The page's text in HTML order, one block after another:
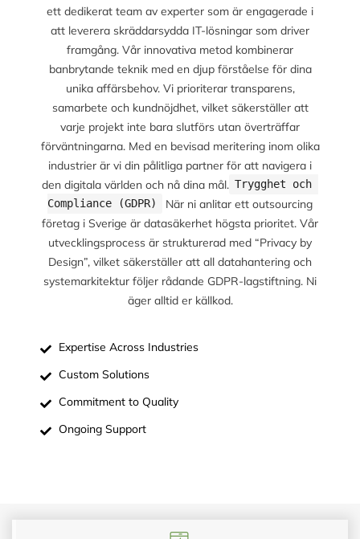
ett dedikerat team av experter som är engagerade i
att leverera skräddarsydda IT-lösningar som driver
framgång. Vår innovativa metod kombinerar
banbrytande teknik med en djup förståelse för dina
unika affärsbehov. Vi prioriterar transparens,
samarbete och kundnöjdhet, vilket säkerställer att
varje projekt inte bara slutförs utan överträffar
förväntningarna. Med en bevisad meritering inom olika
industrier är vi din pålitliga partner för att navigera i
den digitala världen och nå dina mål. Trygghet och
Compliance (GDPR)
När ni anlitar ett outsourcing
företag i Sverige är datasäkerhet högsta prioritet. Vår
utvecklingsprocess är strukturerad med “Privacy by
Design”, vilket säkerställer att all datahantering och
systemarkitektur följer rådande GDPR-lagstiftning. Ni
äger alltid er källkod.
Expertise Across Industries
Custom Solutions
Commitment to Quality
Ongoing Support